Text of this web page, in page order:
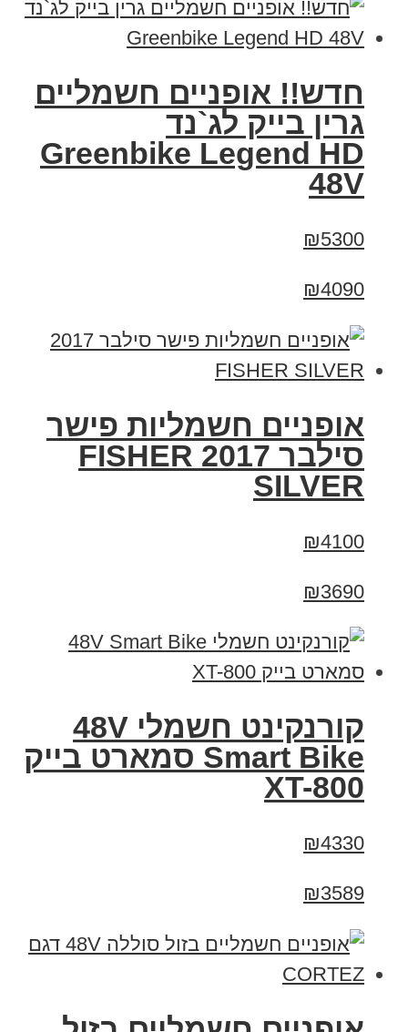
חדש!! אופניים חשמליים
גרין בייק לג`נד
Greenbike Legend HD
48V
₪5300
₪4090
אופניים חשמליות פישר
סילבר 2017 FISHER
SILVER
₪4100
₪3690
קורנקינט חשמלי 48V
Smart Bike סמארט בייק
XT-800
₪4330
₪3589